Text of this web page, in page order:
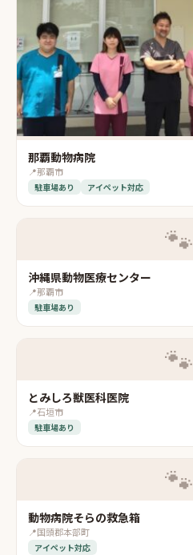
那覇動物病院
📍那覇市
駐車場あり アイペット対応
🐾
沖縄県動物医療センター
📍那覇市
駐車場あり
🐾
とみしろ獣医科医院
📍石垣市
駐車場あり
🐾
動物病院そらの救急箱
📍国頭郡本部町
アイペット対応